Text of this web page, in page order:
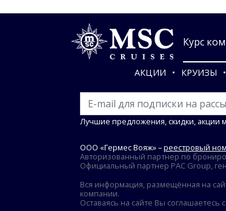
Курс
АКЦИИ КРУИЗЫ
Лучшие предложения, скидки, акции
ООО «Гермес Вояж» –реестровый
Авторизованный партнер по
Официальный партнер PAC Group,
Вся информация, размещённая на
компании.
Оставаясь на сайте Вы соглашаетесь с